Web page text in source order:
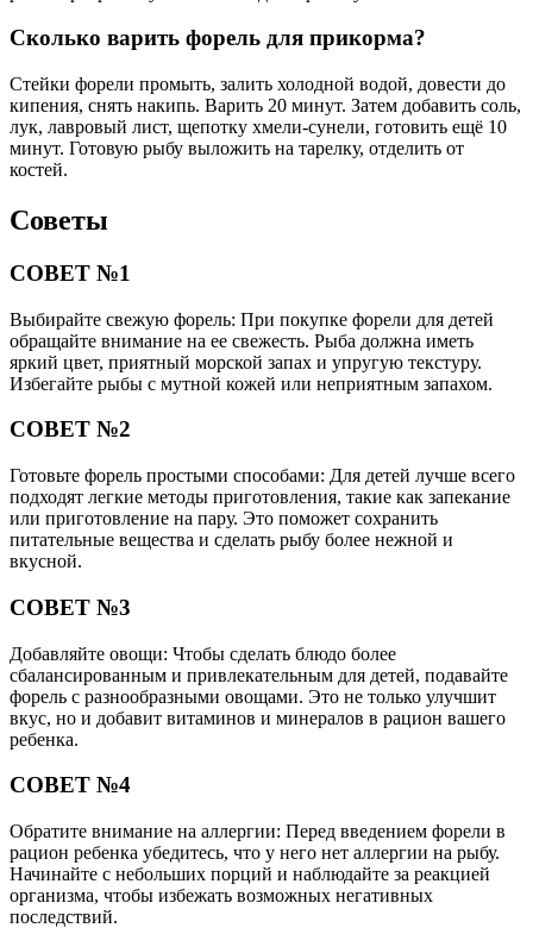
Сколько варить форель для прикорма?
Стейки форели промыть, залить холодной водой, довести до
кипения, снять накипь. Варить 20 минут. Затем добавить соль,
лук, лавровый лист, щепотку хмели-сунели, готовить ещё 10
минут. Готовую рыбу выложить на тарелку, отделить от
костей.
Советы
СОВЕТ №1
Выбирайте свежую форель: При покупке форели для детей
обращайте внимание на ее свежесть. Рыба должна иметь
яркий цвет, приятный морской запах и упругую текстуру.
Избегайте рыбы с мутной кожей или неприятным запахом.
СОВЕТ №2
Готовьте форель простыми способами: Для детей лучше всего
подходят легкие методы приготовления, такие как запекание
или приготовление на пару. Это поможет сохранить
питательные вещества и сделать рыбу более нежной и
вкусной.
СОВЕТ №3
Добавляйте овощи: Чтобы сделать блюдо более
сбалансированным и привлекательным для детей, подавайте
форель с разнообразными овощами. Это не только улучшит
вкус, но и добавит витаминов и минералов в рацион вашего
ребенка.
СОВЕТ №4
Обратите внимание на аллергии: Перед введением форели в
рацион ребенка убедитесь, что у него нет аллергии на рыбу.
Начинайте с небольших порций и наблюдайте за реакцией
организма, чтобы избежать возможных негативных
последствий.